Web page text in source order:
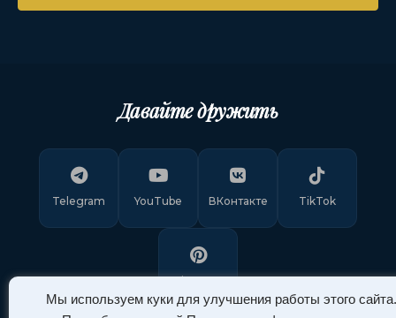
Мы используем куки для улучшения работы этого сайта.
Давайте дружить
Telegram YouTube ВКонтакте TikTok
Pinterest